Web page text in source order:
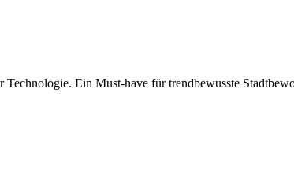
Ein Must-have für trendbewusste